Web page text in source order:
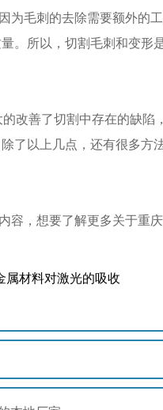
毛刺的去除需要额外的
。所以，切割毛刺和变形
善了切割中存在的缺陷
了以上几点，还有很多方
，想要了解更多关于重
属材料对激光的吸收